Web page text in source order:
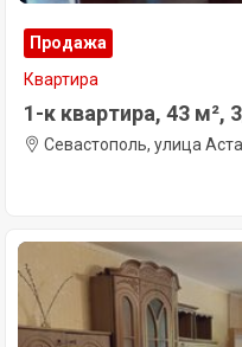
Продажа
Квартира
1-к квартира, 43 м²,
Севастополь, улица